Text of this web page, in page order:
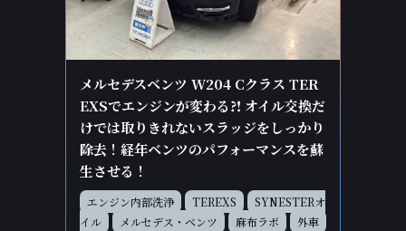
メルセデスベンツ W204 Cクラス TER
EXSでエンジンが変わる⁈ オイル交換だ
けでは取りきれないスラッジをしっかり
除去！経年ベンツのパフォーマンスを蘇
生させる！
エンジン内部洗浄 TEREXS
SYNESTERオ
イル
メルセデス・ベンツ 麻布ラボ 外車